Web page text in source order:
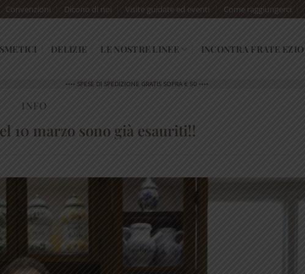
Convenzioni Dicono di noi Visite guidate ed eventi Come raggiungerci
DELIZIE LE NOSTRE LINEE INCONTRA FRATE EZIO
•••• SPESE DI SPEDIZIONE GRATIS SOPRA € 50 ••••
INFO
10 marzo sono già esauriti!!